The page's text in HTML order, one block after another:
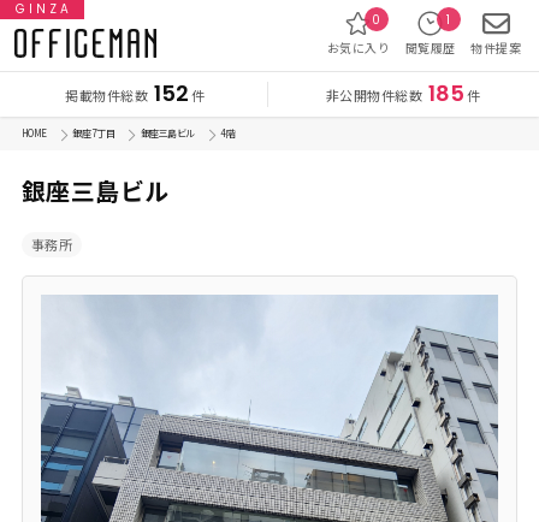
GINZA
掲載物件総数 152件 非公開物件総数 185件
お気に入り
0
閲覧履歴
1
物件提案
HOME 銀座 7丁目 銀座三島ビル 4 階
銀座三島ビル
事務所